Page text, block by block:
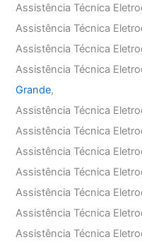
Assistência Técnica
Assistência Técnica
Assistência Técnica
Assistência Técnica
Grande,
Assistência Técnica
Assistência Técnica
Assistência Técnica
Assistência Técnica
Assistência Técnica
Assistência Técnica
Assistência Técnica